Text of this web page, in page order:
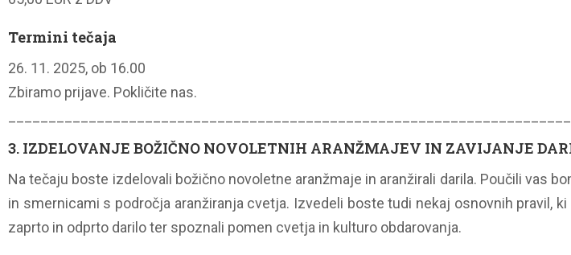
Termini tečaja
26. 11. 2025, ob 16.00
Zbiramo prijave. Pokličite nas.
3. IZDELOVANJE BOŽIČNO NOVOLETNIH ARANŽMAJEV IN ZAVIJANJE
Na tečaju boste izdelovali božično novoletne aranžmaje in aranžirali darila. Poučili vas
in smernicami s področja aranžiranja cvetja. Izvedeli boste tudi nekaj osnovnih pravil,
zaprto in odprto darilo ter spoznali pomen cvetja in kulturo obdarovanja.